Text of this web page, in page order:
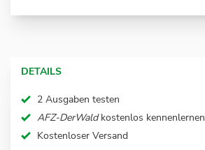
DETAILS
2 Ausgaben testen
AFZ-DerWaldkostenlos kennenlernen
Kostenloser Versand